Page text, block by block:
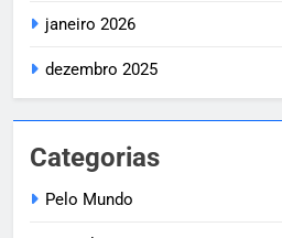
janeiro 2026
dezembro 2025
Categorias
Pelo Mundo